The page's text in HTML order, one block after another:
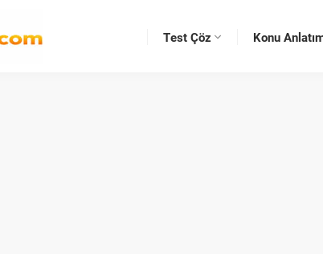
Test Çöz Konu